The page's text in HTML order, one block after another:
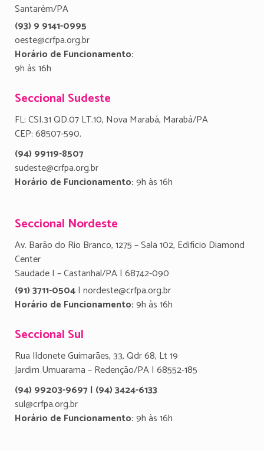
Santarém/PA
(93) 9 9141-0995
oeste@crfpa.org.br
Horário de Funcionamento:
9h às 16h
Seccional Sudeste
FL: CSI.31 QD.07 LT.10, Nova Marabá, Marabá/PA
CEP: 68507-590.
(94) 99119-8507
sudeste@crfpa.org.br
Horário de Funcionamento:9h às 16h
Seccional Nordeste
Av. Barão do Rio Branco, 1275 – Sala 102, Edifício Diamond
Center
Saudade I – Castanhal/PA | 68742-090
(91) 3711-0504| nordeste@crfpa.org.br
Horário de Funcionamento:9h às 16h
Seccional Sul
Rua Ildonete Guimarães, 33, Qdr 68, Lt 19
Jardim Umuarama – Redenção/PA | 68552-185
(94) 99203-9697 | (94) 3424-6133
sul@crfpa.org.br
Horário de Funcionamento:9h às 16h